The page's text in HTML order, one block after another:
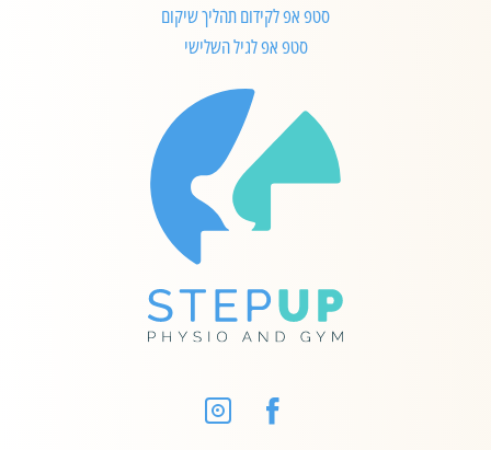
סטפ אפ לקידום תהליך שיקום
סטפ אפ לגיל השלישי